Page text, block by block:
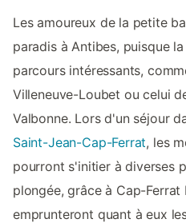
Les amoureux de la petite
paradis à Antibes, puisque
parcours intéressants,
Villeneuve-Loubet ou celui
Valbonne. Lors d'un séjour
Saint-Jean-Cap-Ferrat, les
pourront s'initier à diverses
plongée, grâce à Cap-Ferrat
emprunteront quant à eux